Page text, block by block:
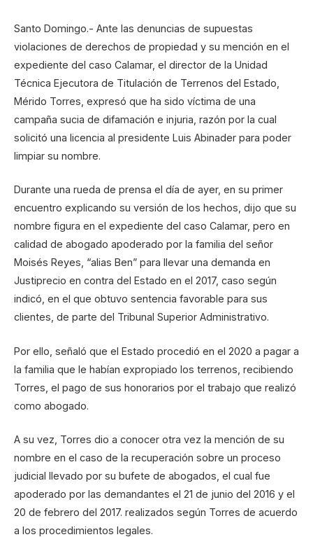
Santo Domingo.- Ante las denuncias de supuestas
violaciones de derechos de propiedad y su mención en el
expediente del caso Calamar, el director de la Unidad
Técnica Ejecutora de Titulación de Terrenos del Estado,
Mérido Torres, expresó que ha sido víctima de una
campaña sucia de difamación e injuria, razón por la cual
solicitó una licencia al presidente Luis Abinader para poder
limpiar su nombre.
Durante una rueda de prensa el día de ayer, en su primer
encuentro explicando su versión de los hechos, dijo que su
nombre figura en el expediente del caso Calamar, pero en
calidad de abogado apoderado por la familia del señor
Moisés Reyes, “alias Ben” para llevar una demanda en
Justiprecio en contra del Estado en el 2017, caso según
indicó, en el que obtuvo sentencia favorable para sus
clientes, de parte del Tribunal Superior Administrativo.
Por ello, señaló que el Estado procedió en el 2020 a pagar a
la familia que le habían expropiado los terrenos, recibiendo
Torres, el pago de sus honorarios por el trabajo que realizó
como abogado.
A su vez, Torres dio a conocer otra vez la mención de su
nombre en el caso de la recuperación sobre un proceso
judicial llevado por su bufete de abogados, el cual fue
apoderado por las demandantes el 21 de junio del 2016 y el
20 de febrero del 2017. realizados según Torres de acuerdo
a los procedimientos legales.